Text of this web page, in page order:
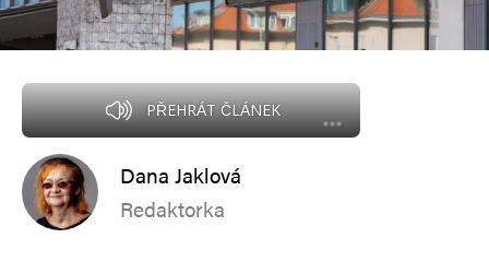
PŘEHRÁT ČLÁNEK
Dana Jaklová
Redaktorka